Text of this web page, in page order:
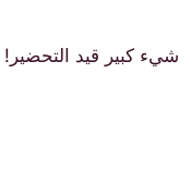
شيء كبير قيد التحضير!